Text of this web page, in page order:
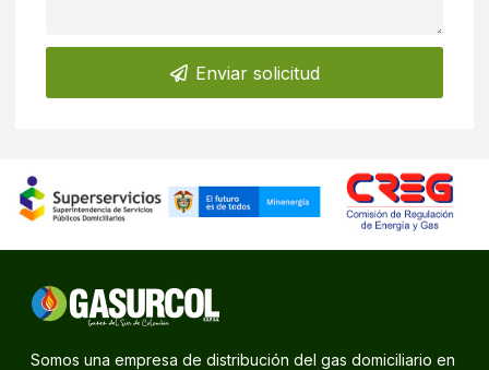
Enviar solicitud
Somos una empresa de distribución del gas domiciliario en